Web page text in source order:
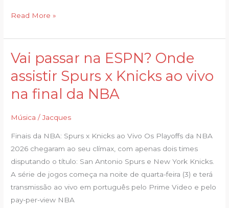
Read More »
Vai passar na ESPN? Onde
assistir Spurs x Knicks ao vivo
na final da NBA
Música /Jacques
Finais da NBA: Spurs x Knicks ao Vivo Os Playoffs da NBA
2026 chegaram ao seu clímax, com apenas dois times
disputando o título: San Antonio Spurs e New York Knicks.
A série de jogos começa na noite de quarta-feira (3) e terá
transmissão ao vivo em português pelo Prime Video e pelo
pay-per-view NBA
Vai
na
ESPN?
assistir
Spurs
Knicks